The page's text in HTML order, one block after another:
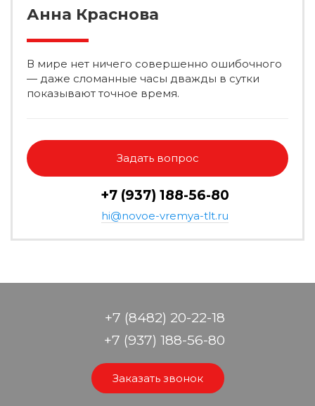
Анна Краснова
В мире нет ничего совершенно ошибочного
— даже сломанные часы дважды в сутки
показывают точное время.
Задать вопрос
+7 (937) 188-56-80
hi@novoe-vremya-tlt.ru
+7 (8482) 20-22-18
+7 (937) 188-56-80
Заказать звонок